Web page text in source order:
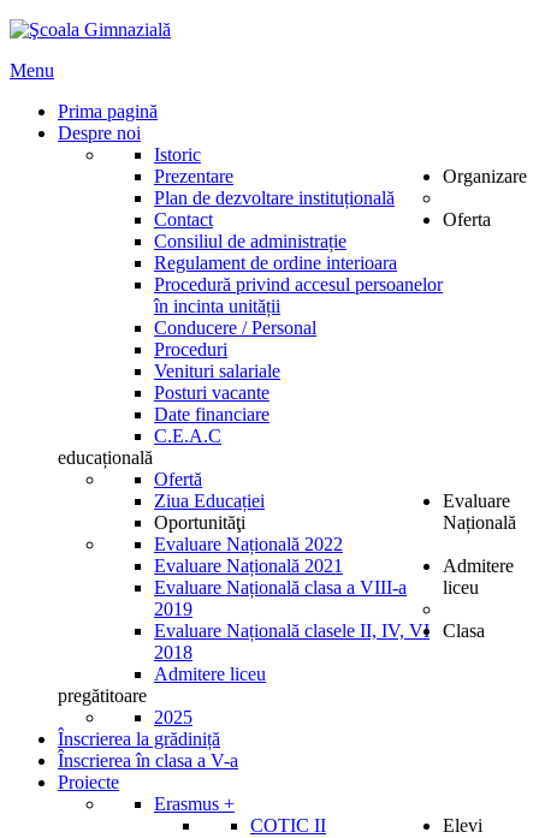
Menu
Prima pagină
Despre noi
Istoric
Prezentare
Plan de dezvoltare instituțională
Contact
Organizare
Consiliul de administrație
Regulament de ordine interioara
Procedură privind accesul persoanelor
în incinta unității
Conducere / Personal
Proceduri
Venituri salariale
Posturi vacante
Date financiare
C.E.A.C
Oferta
educațională
Ofertă
Ziua Educației
Oportunităţi
Evaluare
Națională
Evaluare Națională 2022
Evaluare Națională 2021
Evaluare Națională clasa a VIII-a
2019
Evaluare Națională clasele II, IV, VI
2018
Admitere
liceu
Admitere liceu
Clasa
pregătitoare
2025
Înscrierea la grădiniță
Înscrierea în clasa a V-a
Proiecte
Erasmus +
COTIC II
Elevi